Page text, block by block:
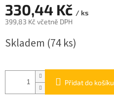
330,44 Kč / ks
399,83 Kč včetně DPH
cena:
Skladem (74 ks)
Přidat do košíku